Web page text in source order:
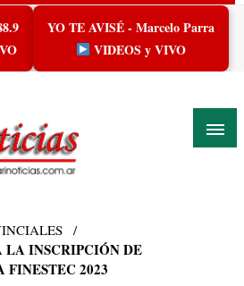
YO TE AVISÉ - Marcelo Parra
VIDEOS y VIVO
INSCRIPCIÓN DE
FINESTEC 2023